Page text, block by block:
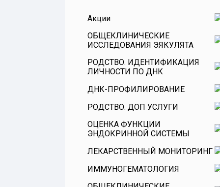
Акции
ОБЩЕКЛИНИЧЕСКИЕ
ИССЛЕДОВАНИЯ ЭЯКУЛЯТА
РОДСТВО. ИДЕНТИФИКАЦИЯ
ЛИЧНОСТИ ПО ДНК
ДНК-ПРОФИЛИРОВАНИЕ
РОДСТВО. ДОП УСЛУГИ
ОЦЕНКА ФУНКЦИИ
ЭНДОКРИННОЙ СИСТЕМЫ
Витамины
Оценка функции гипофиза
ЛЕКАРСТВЕННЫЙ МОНИТОРИНГ
ИММУНОГЕМАТОЛОГИЯ